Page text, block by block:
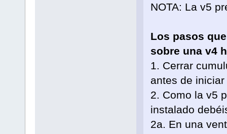
NOTA: La v5
Los pasos
sobre una v4
1. Cerrar
antes de
2. Como la v5
instalado
2a. En una